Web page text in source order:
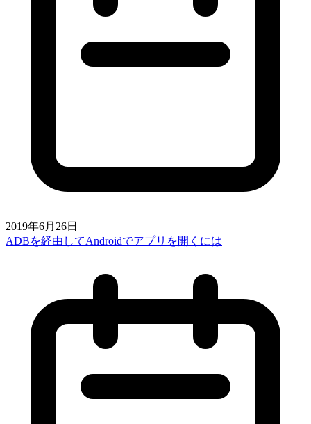
2019年6月26日
ADBを経由してAndroidでアプリを開くには